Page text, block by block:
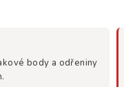
body a odřeniny